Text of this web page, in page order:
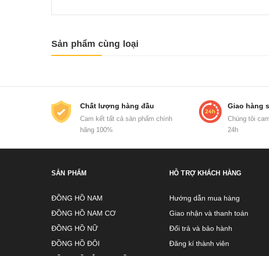
Sản phẩm cùng loại
Chất lượng hàng đầu
Cam kết tất cả sản phẩm chính
hãng 100%
Giao hàng
Chúng tôi
24h
SẢN PHẨM
ĐỒNG HỒ NAM
ĐỒNG HỒ NAM CƠ
ĐỒNG HỒ NỮ
ĐỒNG HỒ ĐÔI
HỖ TRỢ KHÁCH HÀNG
Hướng dẫn mua hàng
Giao nhận và thanh toán
Đổi trả và bảo hành
Đăng kí thành viên